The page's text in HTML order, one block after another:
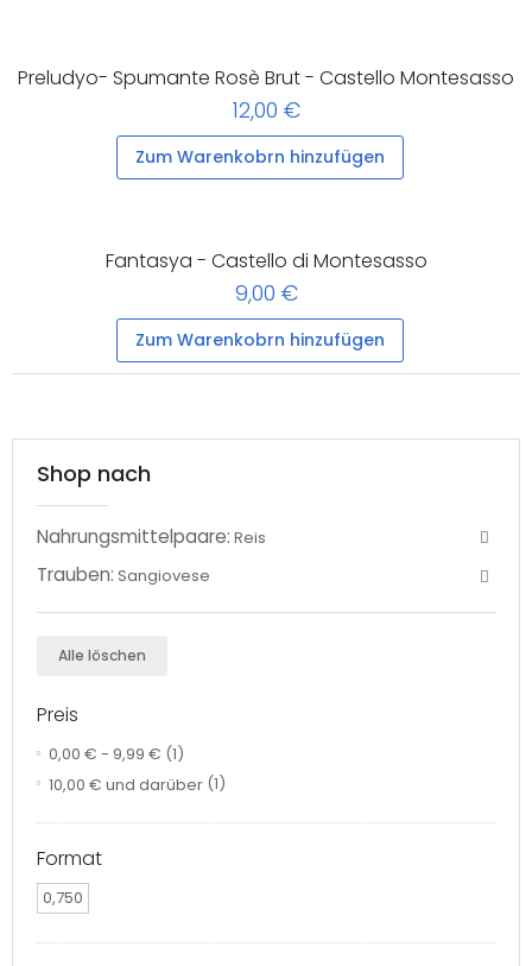
Preludyo- Spumante Rosè Brut - Castello Montesasso
12,00 €
Zum Warenkobrn hinzufügen
Fantasya - Castello di Montesasso
9,00 €
Zum Warenkobrn hinzufügen
Shop nach
Nahrungsmittelpaare: Reis
Trauben: Sangiovese
Alle löschen
Preis
0,00 € - 9,99 € (1)
10,00 € und darüber (1)
Format
0,750